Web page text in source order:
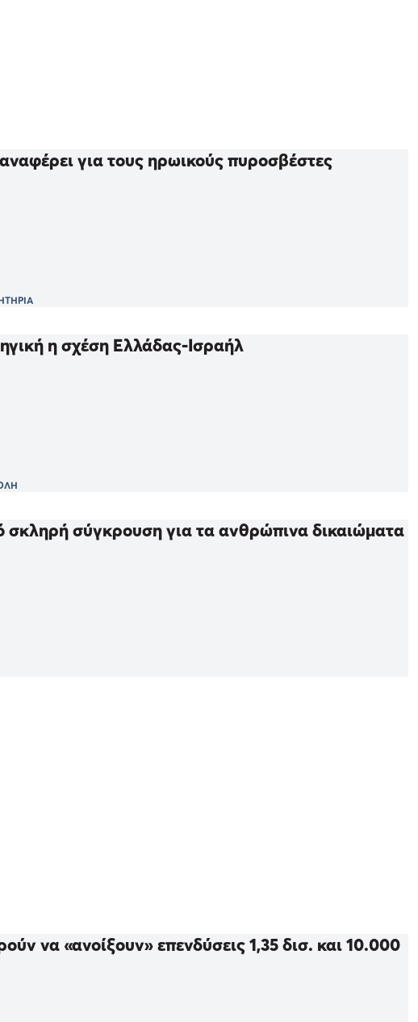
για τους ηρωικούς πυροσβέστες
η σχέση Ελλάδας-Ισραήλ
σύγκρουση για τα ανθρώπινα δικαιώματα
να «ανοίξουν» επενδύσεις 1,35 δισ. και 10.000